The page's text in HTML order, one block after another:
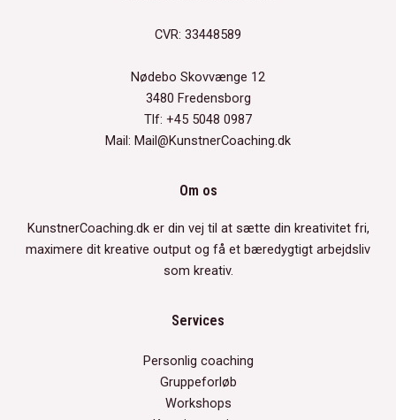
CVR: 33448589
Nødebo Skovvænge 12
3480 Fredensborg
Tlf: +45 5048 0987
Mail: Mail@KunstnerCoaching.dk
Om os
KunstnerCoaching.dk er din vej til at sætte din kreativitet fri,
maximere dit kreative output og få et bæredygtigt arbejdsliv
som kreativ.
Services
Personlig coaching
Gruppeforløb
Workshops